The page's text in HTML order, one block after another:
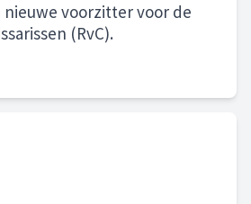
nieuwe voorzitter voor de
(RvC).